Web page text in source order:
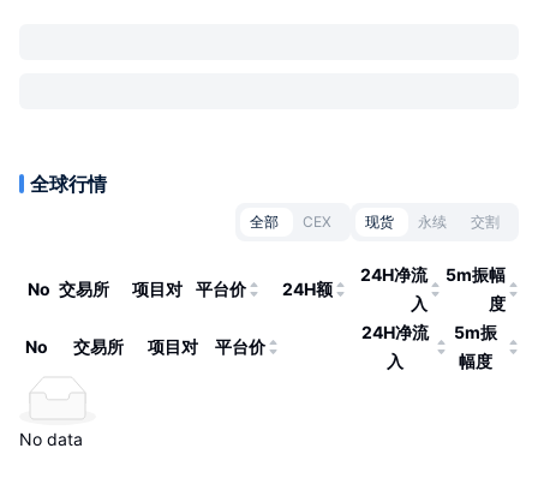
全球行情
全部 CEX 现货 永续 交割
No 交易所 项目对 平台价 24H额
24H净流
入
5m振幅
度
No 交易所 项目对 平台价
24H净流
入
5m振
幅度
No data